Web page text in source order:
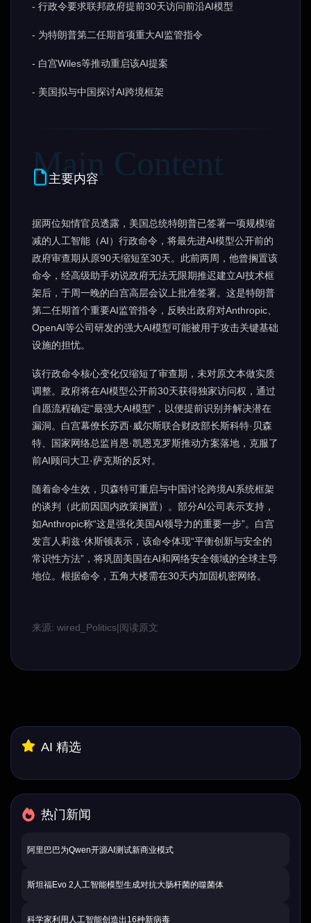
- 行政令要求联邦政府提前30天访问前沿AI模型
- 为特朗普第二任期首项重大AI监管指令
- 白宫Wiles等推动重启该AI提案
- 美国拟与中国探讨AI跨境框架
主要内容
据两位知情官员透露，美国总统特朗普已签署一项规模缩
减的人工智能（AI）行政命令，将最先进AI模型公开前的
政府审查期从原90天缩短至30天。此前两周，他曾搁置该
命令，经高级助手劝说政府无法无限期推迟建立AI技术框
架后，于周一晚的白宫高层会议上批准签署。这是特朗普
第二任期首个重要AI监管指令，反映出政府对Anthropic、
OpenAI等公司研发的强大AI模型可能被用于攻击关键基础
设施的担忧。
该行政命令核心变化仅缩短了审查期，未对原文本做实质
调整。政府将在AI模型公开前30天获得独家访问权，通过
自愿流程确定“最强大AI模型”，以便提前识别并解决潜在
漏洞。白宫幕僚长苏西·威尔斯联合财政部长斯科特·贝森
特、国家网络总监肖恩·凯恩克罗斯推动方案落地，克服了
前AI顾问大卫·萨克斯的反对。
随着命令生效，贝森特可重启与中国讨论跨境AI系统框架
的谈判（此前因国内政策搁置）。部分AI公司表示支持，
如Anthropic称“这是强化美国AI领导力的重要一步”。白宫
发言人莉兹·休斯顿表示，该命令体现“平衡创新与安全的
常识性方法”，将巩固美国在AI和网络安全领域的全球主导
地位。根据命令，五角大楼需在30天内加固机密网络。
来源: wired_Politics|阅读原文
AI 精选
热门新闻
阿里巴巴为Qwen开源AI测试新商业模式
斯坦福Evo 2人工智能模型生成对抗大肠杆菌的噬菌体
科学家利用人工智能创造出16种新病毒